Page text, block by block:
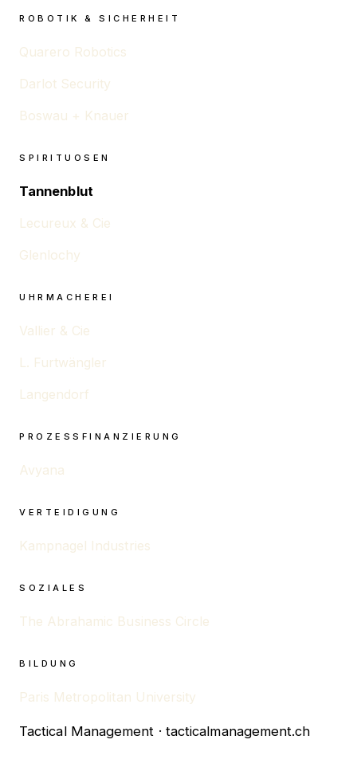
ROBOTIK & SICHERHEIT
Quarero Robotics
Darlot Security
Boswau + Knauer
SPIRITUOSEN
Tannenblut
Lecureux & Cie
Glenlochy
UHRMACHEREI
Vallier & Cie
L. Furtwängler
Langendorf
PROZESSFINANZIERUNG
Avyana
VERTEIDIGUNG
Kampnagel Industries
SOZIALES
The Abrahamic Business Circle
BILDUNG
Paris Metropolitan University
Tactical Management · tacticalmanagement.ch